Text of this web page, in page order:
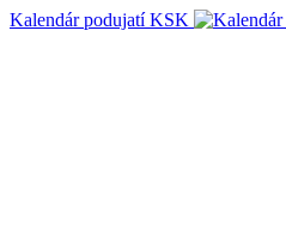
Kalendár podujatí KSK